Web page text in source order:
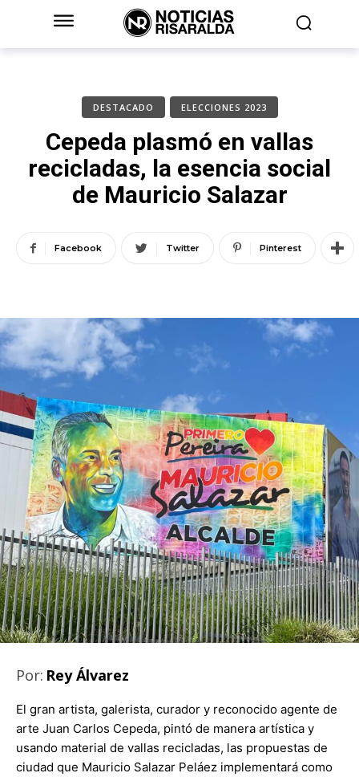
DESTACADO ELECCIONES 2023
Cepeda plasmó en vallas
recicladas, la esencia social
de Mauricio Salazar
Facebook Twitter Pinterest
Por: Rey Álvarez
El gran artista, galerista, curador y reconocido agente de
arte Juan Carlos Cepeda, pintó de manera artística y
usando material de vallas recicladas, las propuestas de
ciudad que Mauricio Salazar Peláez implementará como